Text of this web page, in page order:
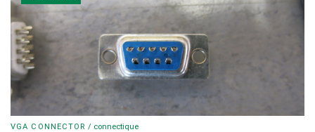
VGA CONNECTOR / connectique